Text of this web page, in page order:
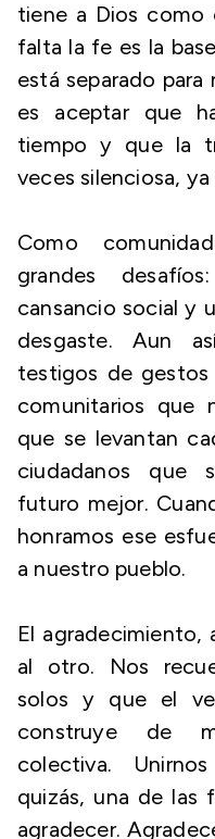
tiene a Dios como
falta la fe es la
está separado
es aceptar que
tiempo y que la
veces silenciosa,
Como
grandes
cansancio social y
desgaste. Aun
testigos de gestos
comunitarios que
que se levantan
ciudadanos que
futuro mejor.
honramos ese
a nuestro pueblo.
El agradecimiento,
al otro. Nos
solos y que el
construye de
colectiva.
quizás, una de las
agradecer.